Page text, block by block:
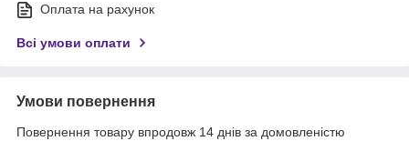
Оплата на рахунок
Всі умови оплати
Умови повернення
Повернення товару впродовж 14 днів за домовленістю